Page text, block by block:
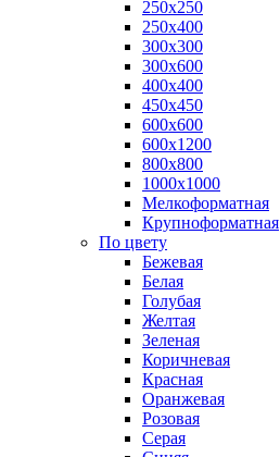
250х250
250х400
300х300
300х600
400х400
450х450
600х600
600х1200
800х800
1000х1000
Мелкоформатная
Крупноформатная
По цвету
Бежевая
Белая
Голубая
Желтая
Зеленая
Коричневая
Красная
Оранжевая
Розовая
Серая